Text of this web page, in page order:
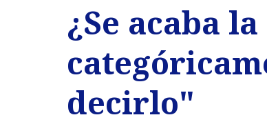
¿Se acaba
decirlo"